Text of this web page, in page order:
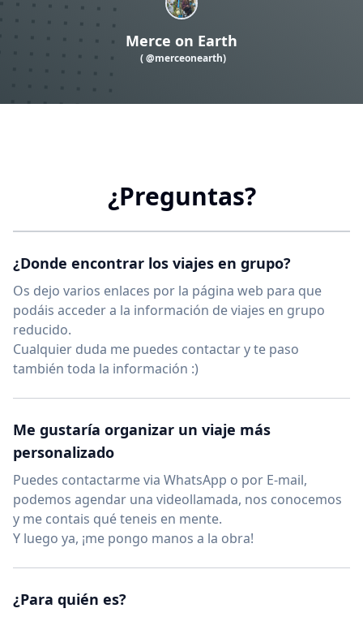
Merce on Earth
( @merceonearth)
¿Preguntas?
¿Donde encontrar los viajes en grupo?
Os dejo varios enlaces por la página web para que
podáis acceder a la información de viajes en grupo
reducido.
Cualquier duda me puedes contactar y te paso
también toda la información :)
Me gustaría organizar un viaje más
personalizado
Puedes contactarme via WhatsApp o por E-mail,
podemos agendar una videollamada, nos conocemos
y me contais qué teneis en mente.
Y luego ya, ¡me pongo manos a la obra!
¿Para quién es?